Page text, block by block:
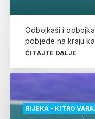
Odbojkaši i
pobjede na kraju
ČITAJTE DALJE
RIJEKA - KITRO